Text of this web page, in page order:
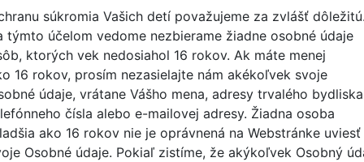
súkromia Vašich detí považujeme za zvlášť
týmto účelom vedome nezbierame žiadne osobné údaje
ktorých vek nedosiahol 16 rokov. Ak máte menej
16 rokov, prosím nezasielajte nám akékoľvek svoje
údaje, vrátane Vášho mena, adresy trvalého
čísla alebo e-mailovej adresy. Žiadna osoba
ako 16 rokov nie je oprávnená na Webstránke uviesť
Osobné údaje. Pokiaľ zistíme, že akýkoľvek Osobný